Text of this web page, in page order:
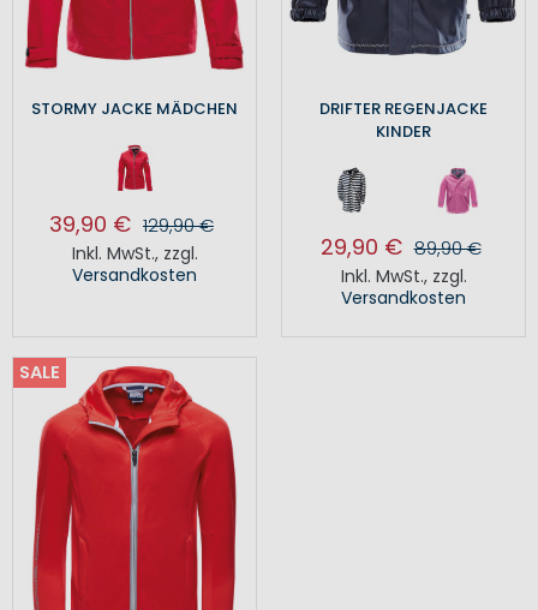
STORMY JACKE MÄDCHEN
39,90 € 129,90 €
Inkl. MwSt., zzgl.
Versandkosten
DRIFTER REGENJACKE
KINDER
29,90 € 89,90 €
Inkl. MwSt., zzgl.
Versandkosten
SALE